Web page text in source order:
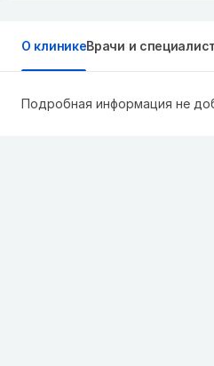
О клиникеВрачи и
Подробная информация не